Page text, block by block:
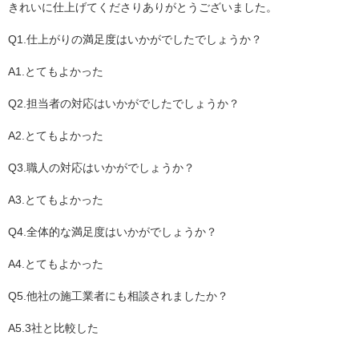
きれいに仕上げてくださりありがとうございました。
Q1.仕上がりの満足度はいかがでしたでしょうか？
A1.とてもよかった
Q2.担当者の対応はいかがでしたでしょうか？
A2.とてもよかった
Q3.職人の対応はいかがでしょうか？
A3.とてもよかった
Q4.全体的な満足度はいかがでしょうか？
A4.とてもよかった
Q5.他社の施工業者にも相談されましたか？
A5.3社と比較した